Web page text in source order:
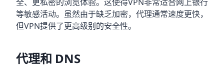
等敏感活动。虽然由于缺乏加密，代理通常速度更快，
但VPN提供了更高级别的安全性。
代理和 DNS